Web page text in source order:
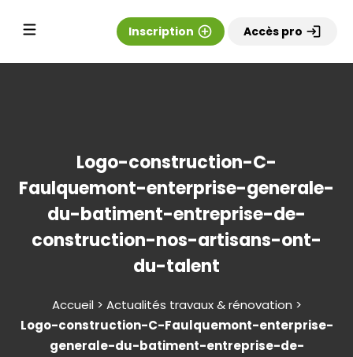
Inscription add_circle_outline Accès pro login
Logo-construction-C-
Faulquemont-enterprise-generale-
du-batiment-entreprise-de-
construction-nos-artisans-ont-
du-talent
Accueil > Actualités travaux & rénovation >
Logo-construction-C-Faulquemont-enterprise-
generale-du-batiment-entreprise-de-